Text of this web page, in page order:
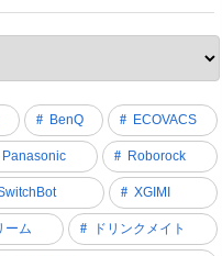
BenQ ECOVACS
Panasonic Roborock
XGIMI
ーム ドリンクメイト